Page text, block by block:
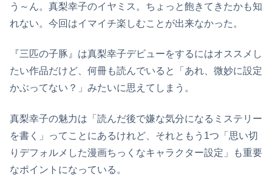
う～ん。真梨幸子のイヤミス。ちょっと飽きてきたかも知
れない。今回はイマイチ楽しむことが出来なかった。
『三匹の子豚』は真梨幸子デビューをするにはオススメし
たい作品だけど、何冊も読んでいると「あれ、微妙に設定
かぶってない？」みたいに思えてしまう。
真梨幸子の魅力は「読んだ後で嫌な気分になるミステリー
を書く」ってことにあるけれど、それともう1つ「思い切
りデフォルメした漫画ちっくなキャラクター設定」も重要
なポイントになっている。